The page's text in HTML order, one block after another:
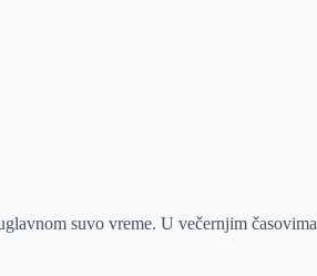
suvo vreme. U večernjim časovima